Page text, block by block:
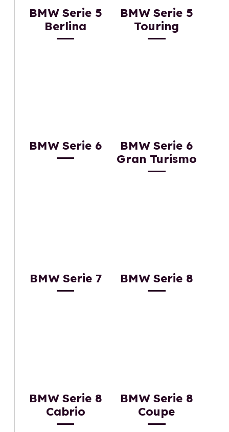
BMW Serie 5
Berlina
BMW Serie 5
Touring
BMW Serie 6
BMW Serie 6
Gran Turismo
BMW Serie 7 BMW Serie 8
BMW Serie 8
Cabrio
BMW Serie 8
Coupe